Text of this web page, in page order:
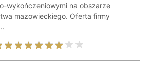
wykończeniowymi na obszarze
mazowieckiego. Oferta firmy